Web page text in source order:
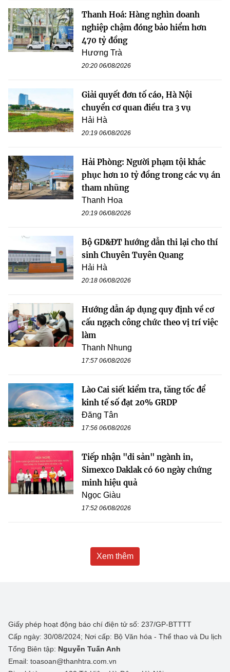
Thanh Hoá: Hàng nghìn doanh
nghiệp chậm đóng bảo hiểm hơn
470 tỷ đồng
Hương Trà
20:20 06/08/2026
Giải quyết đơn tố cáo, Hà Nội
chuyển cơ quan điều tra 3 vụ
Hải Hà
20:19 06/08/2026
Hải Phòng: Người phạm tội khắc
phục hơn 10 tỷ đồng trong các vụ án
tham nhũng
Thanh Hoa
20:19 06/08/2026
Bộ GD&ĐT hướng dẫn thi lại cho thí
sinh Chuyên Tuyên Quang
Hải Hà
20:18 06/08/2026
Hướng dẫn áp dụng quy định về cơ
cấu ngạch công chức theo vị trí việc
làm
Thanh Nhung
17:57 06/08/2026
Lào Cai siết kiểm tra, tăng tốc để
kinh tế số đạt 20% GRDP
Đăng Tân
17:56 06/08/2026
Tiếp nhận "di sản" ngành in,
Simexco Daklak có 60 ngày chứng
minh hiệu quả
Ngọc Giàu
17:52 06/08/2026
Xem thêm
Giấy phép hoạt động báo chí điện tử số: 237/GP-BTTTT
Cấp ngày: 30/08/2024; Nơi cấp: Bộ Văn hóa - Thể thao và Du lịch
Tổng Biên tập: Nguyễn Tuấn Anh
Email: toasoan@thanhtra.com.vn